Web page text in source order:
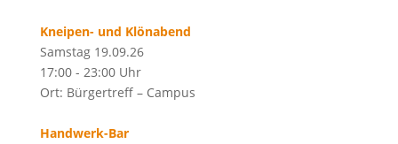
Kneipen- und Klönabend
Samstag 19.09.26
17:00 - 23:00 Uhr
Ort: Bürgertreff – Campus
Handwerk-Bar